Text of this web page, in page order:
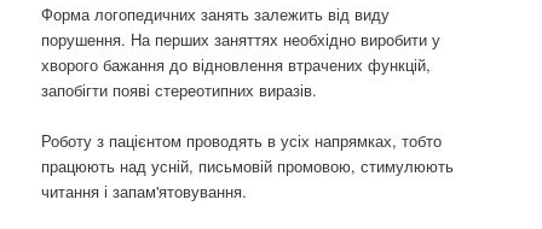
Форма логопедичних занять залежить від виду
порушення. На перших заняттях необхідно виробити у
хворого бажання до відновлення втрачених функцій,
запобігти появі стереотипних виразів.
Роботу з пацієнтом проводять в усіх напрямках, тобто
працюють над усній, письмовій промовою, стимулюють
читання і запам'ятовування.